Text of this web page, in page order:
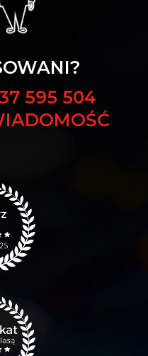
595 504